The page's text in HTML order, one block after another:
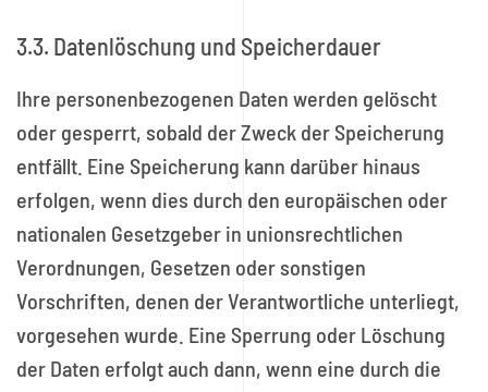
3.3. Datenlöschung und Speicherdauer
Ihre personenbezogenen Daten werden gelöscht
oder gesperrt, sobald der Zweck der Speicherung
entfällt. Eine Speicherung kann darüber hinaus
erfolgen, wenn dies durch den europäischen oder
nationalen Gesetzgeber in unionsrechtlichen
Verordnungen, Gesetzen oder sonstigen
Vorschriften, denen der Verantwortliche unterliegt,
vorgesehen wurde. Eine Sperrung oder Löschung
der Daten erfolgt auch dann, wenn eine durch die